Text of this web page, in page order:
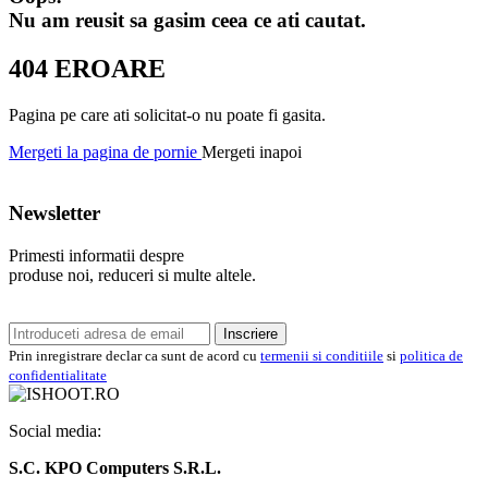
Nu am reusit sa gasim ceea ce ati cautat.
404 EROARE
Pagina pe care ati solicitat-o nu poate fi gasita.
Mergeti la pagina de pornie Mergeti inapoi
Newsletter
Primesti informatii despre
produse noi, reduceri si multe altele.
Inscriere
Prin inregistrare declar ca sunt de acord cu termenii si conditiile si politica de
confidentialitate
Social media:
S.C. KPO Computers S.R.L.